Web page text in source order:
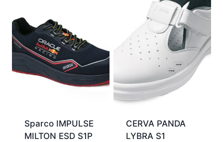
Sparco IMPULSE
MILTON ESD S1P
CERVA PANDA
LYBRA S1